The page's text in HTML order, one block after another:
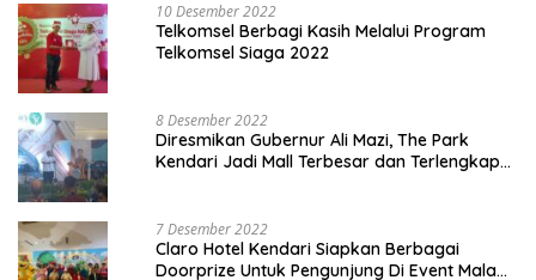
10 Desember 2022
Telkomsel Berbagi Kasih Melalui Program
Telkomsel Siaga 2022
8 Desember 2022
Diresmikan Gubernur Ali Mazi, The Park
Kendari Jadi Mall Terbesar dan Terlengkap
7 Desember 2022
Claro Hotel Kendari Siapkan Berbagai
Doorprize Untuk Pengunjung Di Event Malam